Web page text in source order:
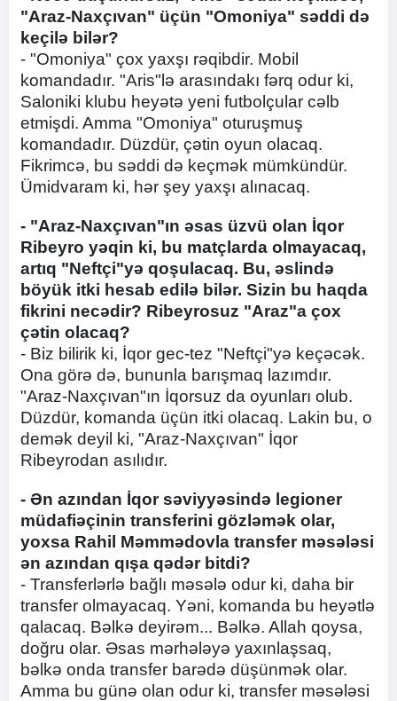
"Araz-Naxçıvan" üçün "Omoniya" səddi də
keçilə bilər?
- "Omoniya" çox yaxşı rəqibdir. Mobil
komandadır. "Aris"lə arasındakı fərq odur ki,
Saloniki klubu heyətə yeni futbolçular cəlb
etmişdi. Amma "Omoniya" oturuşmuş
komandadır. Düzdür, çətin oyun olacaq.
Fikrimcə, bu səddi də keçmək mümkündür.
Ümidvaram ki, hər şey yaxşı alınacaq.
- "Araz-Naxçıvan"ın əsas üzvü olan İqor
Ribeyro yəqin ki, bu matçlarda olmayacaq,
artıq "Neftçi"yə qoşulacaq. Bu, əslində
böyük itki hesab edilə bilər. Sizin bu haqda
fikrini necədir? Ribeyrosuz "Araz"a çox
çətin olacaq?
- Biz bilirik ki, İqor gec-tez "Neftçi"yə keçəcək.
Ona görə də, bununla barışmaq lazımdır.
"Araz-Naxçıvan"ın İqorsuz da oyunları olub.
Düzdür, komanda üçün itki olacaq. Lakin bu, o
demək deyil ki, "Araz-Naxçıvan" İqor
Ribeyrodan asılıdır.
- Ən azından İqor səviyyəsində legioner
müdafiəçinin transferini gözləmək olar,
yoxsa Rahil Məmmədovla transfer məsələsi
ən azından qışa qədər bitdi?
- Transferlərlə bağlı məsələ odur ki, daha bir
transfer olmayacaq. Yəni, komanda bu heyətlə
qalacaq. Bəlkə deyirəm... Bəlkə. Allah qoysa,
doğru olar. Əsas mərhələyə yaxınlaşsaq,
bəlkə onda transfer barədə düşünmək olar.
Amma bu günə olan odur ki, transfer məsələsi